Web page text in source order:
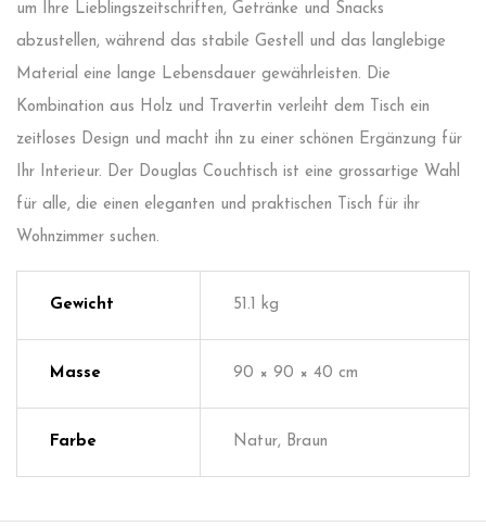
um Ihre Lieblingszeitschriften, Getränke und Snacks
abzustellen, während das stabile Gestell und das langlebige
Material eine lange Lebensdauer gewährleisten. Die
Kombination aus Holz und Travertin verleiht dem Tisch ein
zeitloses Design und macht ihn zu einer schönen Ergänzung für
Ihr Interieur. Der Douglas Couchtisch ist eine grossartige Wahl
für alle, die einen eleganten und praktischen Tisch für ihr
Wohnzimmer suchen.
Gewicht 51.1 kg
Masse 90 × 90 × 40 cm
Farbe Natur, Braun